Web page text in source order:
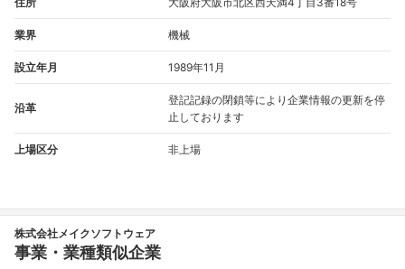
業界 機械
設立年月 1989年11月
沿革
登記記録の閉鎖等により企業情報の更新を停
止しております
上場区分 非上場
株式会社メイクソフトウェア
事業・業種類似企業